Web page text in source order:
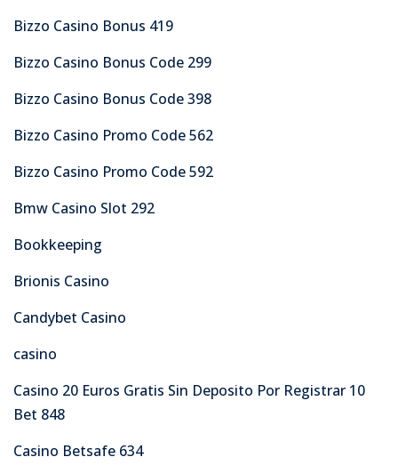
Bizzo Casino Bonus 419
Bizzo Casino Bonus Code 299
Bizzo Casino Bonus Code 398
Bizzo Casino Promo Code 562
Bizzo Casino Promo Code 592
Bmw Casino Slot 292
Bookkeeping
Brionis Casino
Candybet Casino
casino
Casino 20 Euros Gratis Sin Deposito Por Registrar 10
Bet 848
Casino Betsafe 634